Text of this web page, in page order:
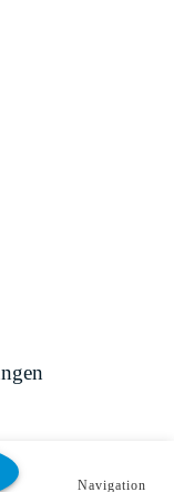
Navigation